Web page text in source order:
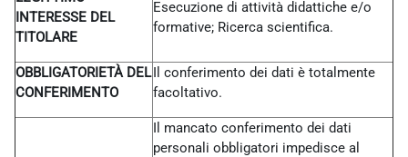
INTERESSE DEL
TITOLARE
Esecuzione di attività didattiche e/o
formative; Ricerca scientifica.
OBBLIGATORIETÀ DEL
CONFERIMENTO
Il conferimento dei dati è totalmente
facoltativo.
Il mancato conferimento dei dati
personali obbligatori impedisce al